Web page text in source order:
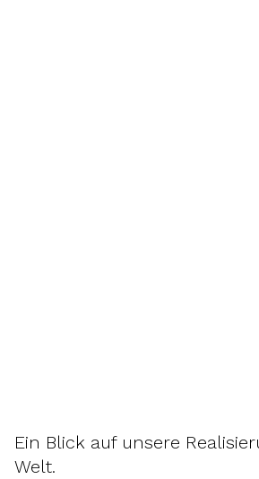
Ein Blick auf unsere
Welt.